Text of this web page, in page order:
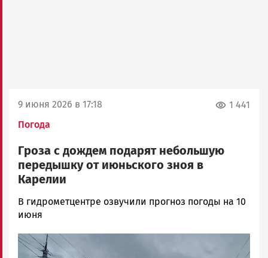
9 июня 2026 в 17:18
Погода
1 441
Гроза с дождем подарят небольшую
передышку от июньского зноя в
Карелии
Ольга
Гаврилова
Петрозаводска
В гидрометцентре озвучили прогноз погоды на 10
июня
Image